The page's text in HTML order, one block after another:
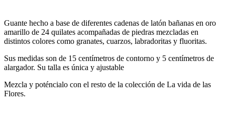
Guante hecho a base de diferentes cadenas de latón bañanas en oro
amarillo de 24 quilates acompañadas de piedras mezcladas en
distintos colores como granates, cuarzos, labradoritas y fluoritas.
Sus medidas son de 15 centímetros de contorno y 5 centímetros de
alargador. Su talla es única y ajustable
Mezcla y poténcialo con el resto de la colección de La vida de las
Flores.